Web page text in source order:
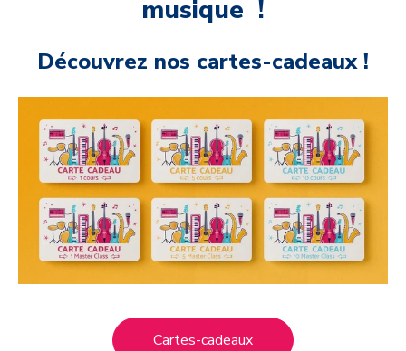
musique !
Découvrez nos cartes-cadeaux !
Cartes-cadeaux